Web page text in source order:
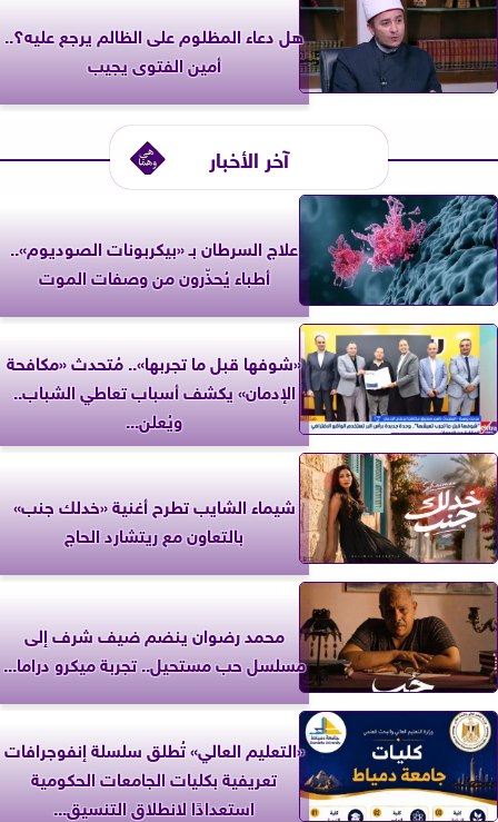
هل دعاء المظلوم على الظالم يرجع عليه؟..
أمين الفتوى يجيب
آخر الأخبار
علاج السرطان بـ «بيكربونات الصوديوم»..
أطباء يُحذّرون من وصفات الموت
«شوفها قبل ما تجربها».. مُتحدث «مكافحة
الإدمان» يكشف أسباب تعاطي الشباب..
ويُعلن...
شيماء الشايب تطرح أغنية «خدلك جنب»
بالتعاون مع ريتشارد الحاج
محمد رضوان ينضم ضيف شرف إلى
مسلسل حب مستحيل.. تجربة ميكرو دراما...
«التعليم العالي» تُطلق سلسلة إنفوجرافات
تعريفية بكليات الجامعات الحكومية
استعدادًا لانطلاق التنسيق...